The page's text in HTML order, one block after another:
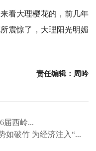
看大理樱花的，前几年
震惊了，大理阳光明媚
责任编辑：周吟
届西岭...
如破竹 为经济注入“...